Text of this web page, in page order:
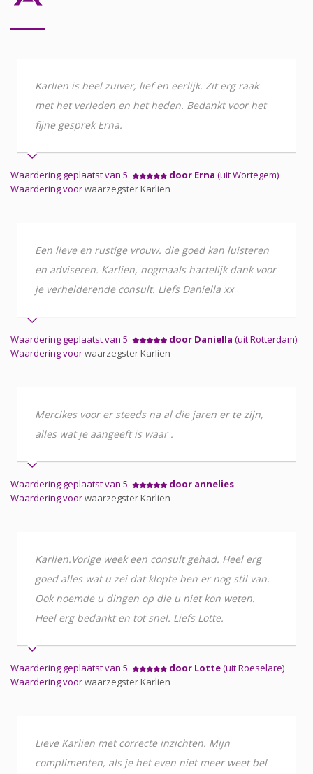
Karlien is heel zuiver, lief en eerlijk. Zit erg raak
met het verleden en het heden. Bedankt voor het
fijne gesprek Erna.
Waardering geplaatst van 5 door Erna (uit Wortegem)
Waardering voorwaarzegster Karlien
Een lieve en rustige vrouw. die goed kan luisteren
en adviseren. Karlien, nogmaals hartelijk dank voor
je verhelderende consult. Liefs Daniella xx
Waardering geplaatst van 5 door Daniella (uit Rotterdam)
Waardering voorwaarzegster Karlien
Mercikes voor er steeds na al die jaren er te zijn,
alles wat je aangeeft is waar .
Waardering geplaatst van 5
door annelies
Waardering voorwaarzegster Karlien
Karlien.Vorige week een consult gehad. Heel erg
goed alles wat u zei dat klopte ben er nog stil van.
Ook noemde u dingen op die u niet kon weten.
Heel erg bedankt en tot snel. Liefs Lotte.
Waardering geplaatst van 5 door Lotte(uit Roeselare)
Waardering voorwaarzegster Karlien
Lieve Karlien met correcte inzichten. Mijn
complimenten, als je het even niet meer weet bel